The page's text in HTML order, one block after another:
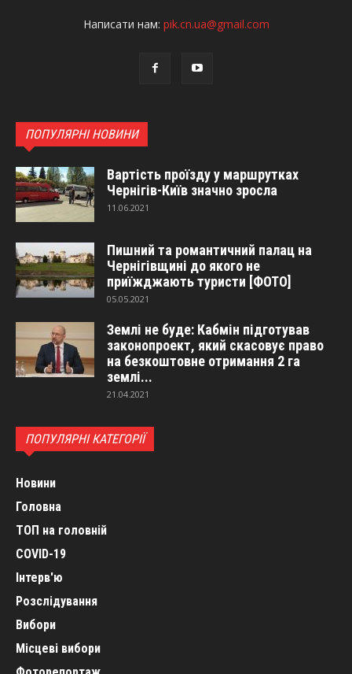
Написати нам: pik.cn.ua@gmail.com
ПОПУЛЯРНІ НОВИНИ
Вартість проїзду у маршрутках
Чернігів-Київ значно зросла
11.06.2021
Пишний та романтичний палац на
Чернігівщині до якого не
приїжджають туристи [ФОТО]
05.05.2021
Землі не буде: Кабмін підготував
законопроект, який скасовує право
на безкоштовне отримання 2 га
землі...
21.04.2021
ПОПУЛЯРНІ КАТЕГОРІЇ
Новини
Головна
ТОП на головній
COVID-19
Інтерв'ю
Розслідування
Вибори
Місцеві вибори